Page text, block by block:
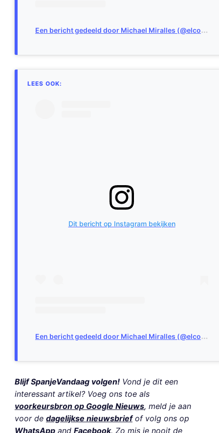
E
en bericht gedeeld door Michael Miralles (@elcochefantastico.cat)
Dit bericht op Instagram bekijken
E
en bericht gedeeld door Michael Miralles (@elcochefantastico.cat)
Blijf SpanjeVandaag volgen! Vond je dit een
interessant artikel? Voeg ons toe als
voorkeursbron op Google Nieuws, meld je aan
voor de dagelijkse nieuwsbriefof volg ons op
WhatsApp and Facebook. Zo mis je nooit de